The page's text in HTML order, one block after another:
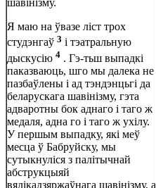
шавінізму.
Я маю на ўвазе ліст трох
студэнгаў 3 і тэатральную
дыскусію 4 . Гэ-тьш выпадкі
паказваюць, шго мы далека не
пазбаўлены і ад тэндэнцьгі да
беларускага шавінізму, гэта
адваротны бок аднаго і таго ж
медаля, адна го і таго ж ухілу.
У першым выпадку, які меў
месца ў Бабруйску, мы
сутыкнуліся з палітычнай
абструкцыяй
вялікадзяржаўнага шавінізму, а